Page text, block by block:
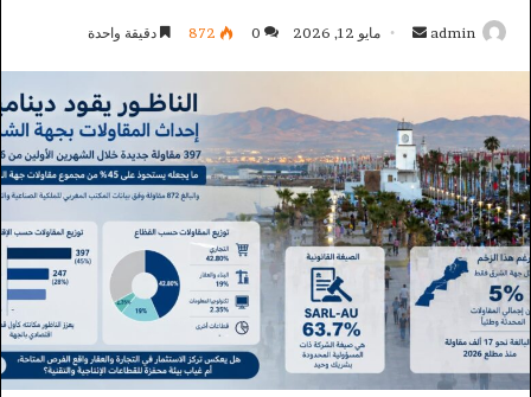
admin
أرسل مايو 12, 2026 0
872 دقيقة واحدة